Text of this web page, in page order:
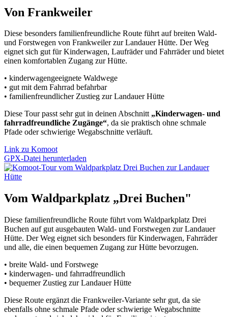
Von Frankweiler
Diese besonders familienfreundliche Route führt auf breiten Wald-
und Forstwegen von Frankweiler zur Landauer Hütte. Der Weg
eignet sich gut für Kinderwagen, Laufräder und Fahrräder und bietet
einen komfortablen Zugang zur Hütte.
• kinderwagengeeignete Waldwege
• gut mit dem Fahrrad befahrbar
• familienfreundlicher Zustieg zur Landauer Hütte
Diese Tour passt sehr gut in deinen Abschnitt „Kinderwagen- und
fahrradfreundliche Zugänge“, da sie praktisch ohne schmale
Pfade oder schwierige Wegabschnitte verläuft.
Link zu Komoot
GPX-Datei herunterladen
Vom Waldparkplatz „Drei Buchen"
Diese familienfreundliche Route führt vom Waldparkplatz Drei
Buchen auf gut ausgebauten Wald- und Forstwegen zur Landauer
Hütte. Der Weg eignet sich besonders für Kinderwagen, Fahrräder
und alle, die einen bequemen Zugang zur Hütte bevorzugen.
• breite Wald- und Forstwege
• kinderwagen- und fahrradfreundlich
• bequemer Zustieg zur Landauer Hütte
Diese Route ergänzt die Frankweiler-Variante sehr gut, da sie
ebenfalls ohne schmale Pfade oder schwierige Wegabschnitte